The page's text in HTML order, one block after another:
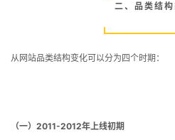
二、品类结
从网站品类结构变化可以分为四个时期：
（一）2011-2012年上线初期